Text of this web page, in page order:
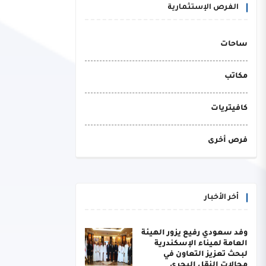
الفرص الإستثمارية
ساحات
مكاتب
كافيتريات
فرص أخرى
أخر الأخبار
وفد سعودي رفيع يزور الهيئة
العامة لميناء الإسكندرية
لبحث تعزيز التعاون في